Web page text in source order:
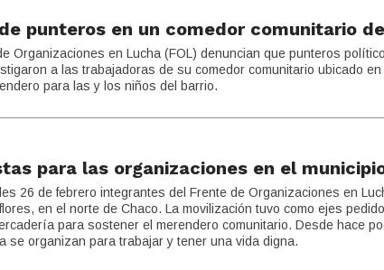
punteros en un comedor comunitario
Organizaciones en Lucha (FOL) denuncian que punteros
a las trabajadoras de su comedor comunitario ubicado
para las y los niños del barrio.
para las organizaciones en el
26 de febrero integrantes del Frente de Organizaciones en
en el norte de Chaco. La movilización tuvo como ejes
para sostener el merendero comunitario. Desde hace
se organizan para trabajar y tener una vida digna.